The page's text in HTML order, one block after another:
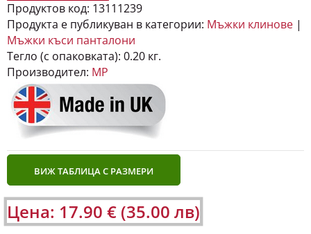
Продуктов код: 13111239
Продукта е публикуван в категории: Мъжки клинове |
Мъжки къси панталони
Тегло (с опаковката): 0.20 кг.
Производител: MP
ВИЖ ТАБЛИЦА С РАЗМЕРИ
Цена: 17.90 € (35.00 лв)